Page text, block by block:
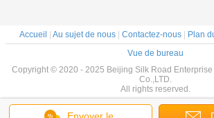
Accueil Au sujet de nous Contactez-nous Plan
Vue de bureau
Copyright © 2020 - 2025 Beijing Silk Road
Co.,LTD.
All rights reserved.